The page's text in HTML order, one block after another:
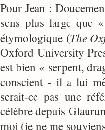
Pour Jean :
sens plus large que
étymologique (The
Oxford University
est bien « serpent,
conscient - il a lui
serait-ce pas une
célèbre depuis
moi (je ne me